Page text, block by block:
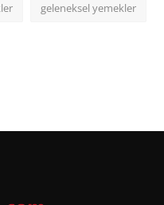
geleneksel yemekler